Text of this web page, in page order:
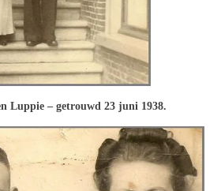
Luppie – getrouwd 23 juni 1938.